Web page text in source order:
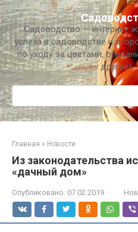
Перейти
к
контентуСадоводство — интернет
успеха в садоводстве и
по уходу за цветами,
другое!
Поиск:
Главная » Новости
Из законодательства
«дачный дом»
Опубликовано: 07.02.2019